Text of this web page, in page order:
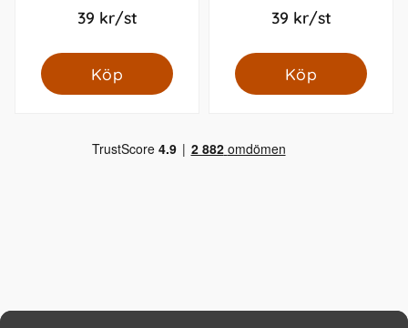
39 kr/st
Köp
39 kr/st
Köp